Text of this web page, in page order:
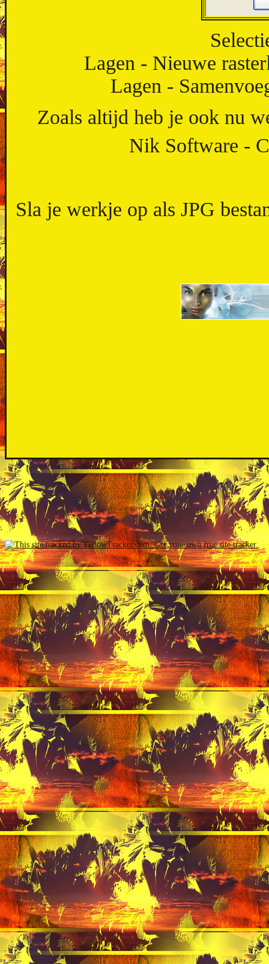
Lagen - Nieuwe
Lagen -
Zoals altijd heb je ook nu
Nik Software -
Sla je werkje op als JPG